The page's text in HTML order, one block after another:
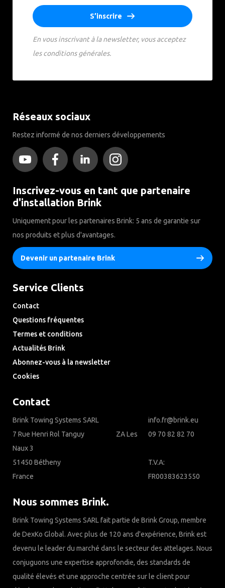
S’inscrire
En vous inscrivant à la newsletter, vous acceptez
les conditions générales.
Réseaux sociaux
Restez informé de nos derniers développements
Inscrivez-vous en tant que partenaire
d'installation Brink
Uniquement pour les partenaires Brink: 5 ans de garantie sur
nos produits et plus d'avantages.
Devenir un partenaire Brink
Service Clients
Contact
Questions fréquentes
Termes et conditions
Actualités Brink
Abonnez-vous à la newsletter
Cookies
Contact
Brink Towing Systems SARL
7 Rue Henri Rol Tanguy‎ ‎ ‎ ‎ ‎ ‎ ‎ ‎ ‎ ‎ ‎ ‎ ‎ ‎ ‎ ‎ ‎ ‎ ‎ ‎ ‎ ZA Les
Naux 3
51450 Bétheny
France
info.fr@brink.eu
09 70 82 82 70
T.V.A:
FR00383623550
Nous sommes Brink.
Brink Towing Systems SARL fait partie de Brink Group, membre
de DexKo Global. Avec plus de 120 ans d'expérience, Brink est
devenu le leader du marché dans le secteur des attelages. Nous
conjuguons une expertise approfondie, des standards de
qualité élevés et une approche centrée sur le client pour